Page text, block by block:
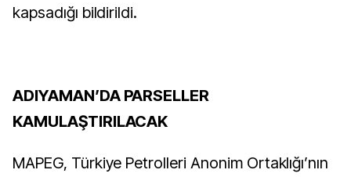
kapsadığı bildirildi.
ADIYAMAN’DA PARSELLER
KAMULAŞTIRILACAK
MAPEG, Türkiye Petrolleri Anonim Ortaklığı’nın